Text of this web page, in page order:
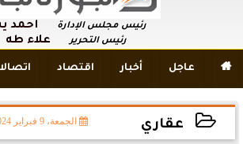
رئيس مجلس الإدارة أحمد
رئيس التحرير علاء طه
 عاجل أخبار اقتصاد
عقاري الجمعة، 9 فبراير 2024